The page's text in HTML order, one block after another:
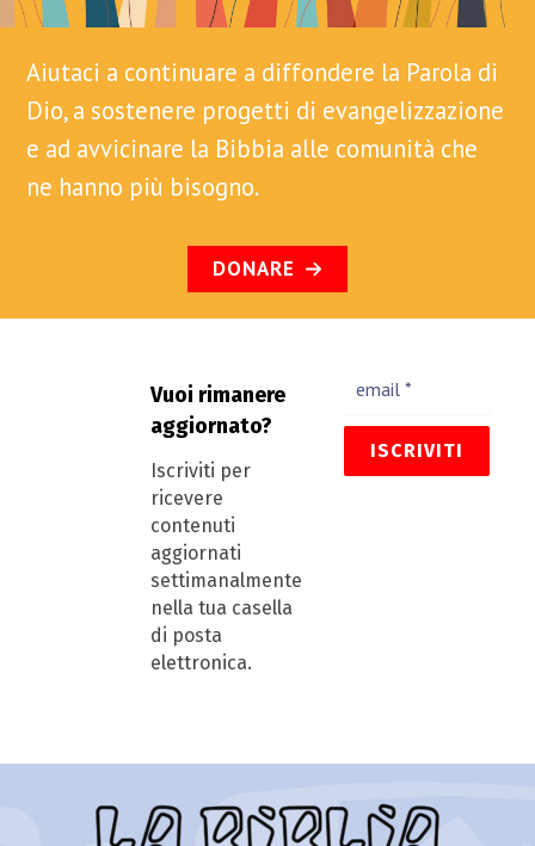
Aiutaci a continuare a diffondere la Parola di
Dio, a sostenere progetti di evangelizzazione
e ad avvicinare la Bibbia alle comunità che
ne hanno più bisogno.
DONARE
Vuoi rimanere
aggiornato?
Iscriviti per
ricevere
contenuti
aggiornati
settimanalmente
nella tua casella
di posta
elettronica.